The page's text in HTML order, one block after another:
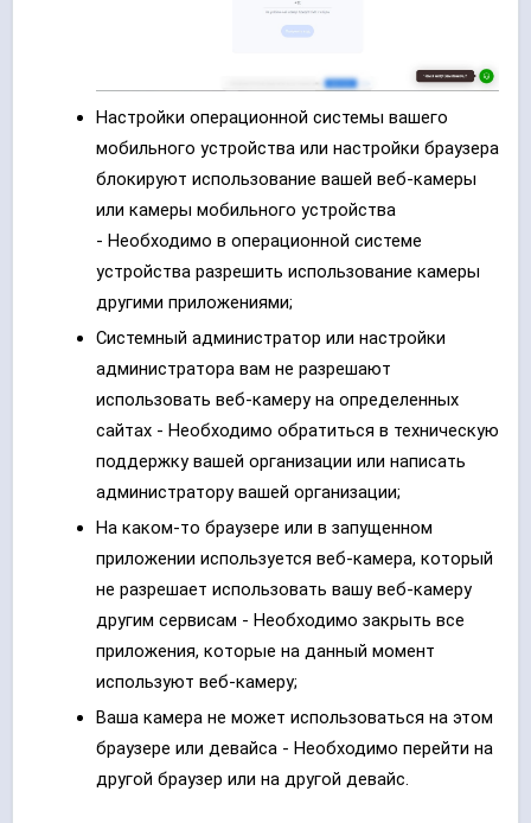
Настройки операционной системы вашего
мобильного устройства или настройки браузера
блокируют использование вашей веб-камеры
или камеры мобильного устройства
- Необходимо в операционной системе
устройства разрешить использование камеры
другими приложениями;
Системный администратор или настройки
администратора вам не разрешают
использовать веб-камеру на определенных
сайтах - Необходимо обратиться в техническую
поддержку вашей организации или написать
администратору вашей организации;
На каком-то браузере или в запущенном
приложении используется веб-камера, который
не разрешает использовать вашу веб-камеру
другим сервисам - Необходимо закрыть все
приложения, которые на данный момент
используют веб-камеру;
Ваша камера не может использоваться на этом
браузере или девайса - Необходимо перейти на
другой браузер или на другой девайс.